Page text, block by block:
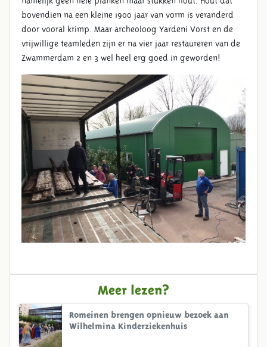
bovendien na een kleine 1900 jaar van vorm is veranderd
door vooral krimp. Maar archeoloog Yardeni Vorst en de
vrijwillige teamleden zijn er na vier jaar restaureren van de
Zwammerdam 2 en 3 wel heel erg goed in geworden!
Meer lezen?
Romeinen brengen opnieuw bezoek aan
Wilhelmina Kinderziekenhuis